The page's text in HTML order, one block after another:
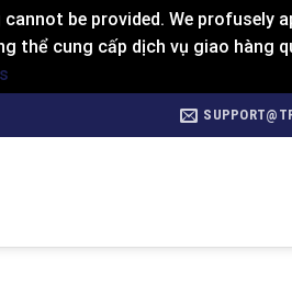
be provided. We profusely
thể cung cấp dịch vụ giao hàng